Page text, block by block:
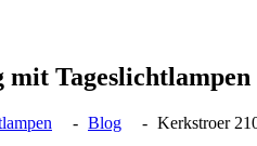
Tageslichtlampen
Blog Kerkstroer